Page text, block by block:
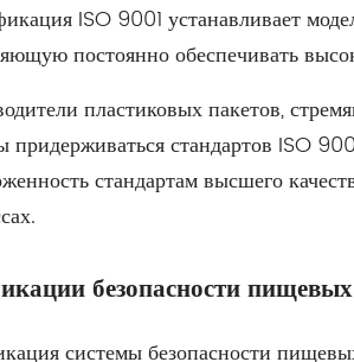
ISO 9001 устанавливает
постоянно обеспечивать
пластиковых пакетов,
придерживаться стандартов ISO
стандартам высшего
безопасности
системы безопасности